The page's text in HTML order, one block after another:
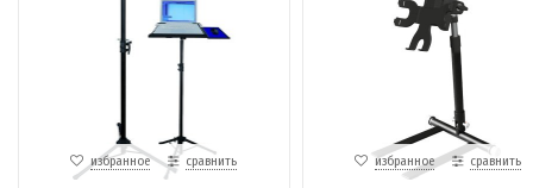
избранное сравнить избранное сравнить